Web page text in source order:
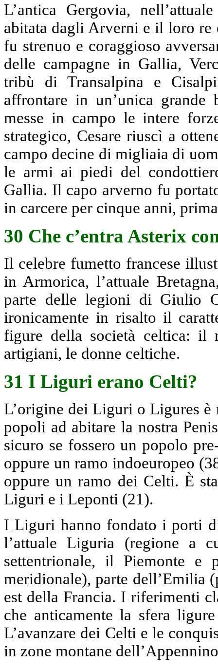
L’antica Gergovia,
abitata dagli Arverni e il loro re
fu strenuo e coraggioso
delle campagne in Gallia,
tribù di Transalpina e
affrontare in un’unica
messe in campo le intere
strategico, Cesare riuscì a
campo decine di migliaia di
le armi ai piedi del
Gallia. Il capo arverno fu
in carcere per cinque anni,
30 Che c’entra Asterix
Il celebre fumetto francese
in Armorica, l’attuale
parte delle legioni di Giulio
ironicamente in risalto il
figure della società celtica:
artigiani, le donne celtiche.
31 I Liguri erano Celti?
L’origine dei Liguri o Ligures
popoli ad abitare la nostra
sicuro se fossero un popolo
oppure un ramo indoeuropeo
oppure un ramo dei Celti. È
Liguri e i Leponti (21).
I Liguri hanno fondato i porti
l’attuale Liguria (regione a
settentrionale, il Piemonte e
meridionale), parte dell’Emilia
est della Francia. I riferimenti
che anticamente la sfera
L’avanzare dei Celti e le
in zone montane